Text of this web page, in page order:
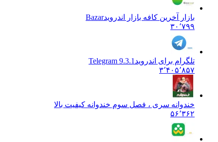
بازار آخرین کافه بازار اندرویدBazar
۳۰٬۷۹۹
تلگرام برای اندروید Telegram 9.3.1
۳٬۴۰۵٬۸۵۷
خندوانه سری ، فصل سوم خندوانه کیفیت بالا
۵۶٬۳۶۲